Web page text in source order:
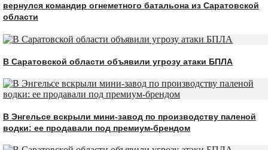
вернулся командир огнеметного батальона из Саратовской
области
В Саратовской области объявили угрозу атаки БПЛА
В Энгельсе вскрыли мини-завод по производству паленой
водки: ее продавали под премиум-брендом